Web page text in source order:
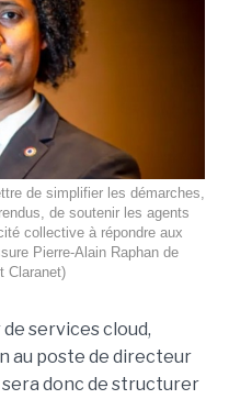
de simplifier les démarches,
de soutenir les agents
collective à répondre aux
Pierre-Alain Raphan de
Claranet)
services cloud,
au poste de directeur
sera donc de structurer